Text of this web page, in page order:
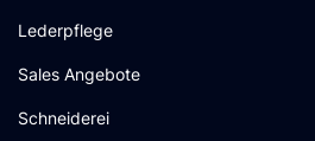
Lederpflege
Sales Angebote
Schneiderei